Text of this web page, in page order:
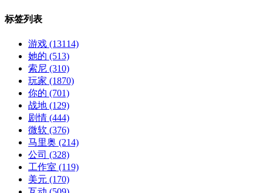
标签列表
游戏 (13114)
她的 (513)
索尼 (310)
玩家 (1870)
你的 (701)
战地 (129)
剧情 (444)
微软 (376)
马里奥 (214)
公司 (328)
工作室 (119)
美元 (170)